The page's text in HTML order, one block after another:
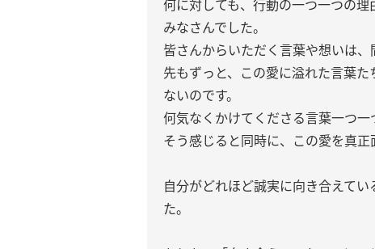
何に対しても、行動の一つ一つの
みなさんでした。
皆さんからいただく言葉や想いは
先もずっと、この愛に溢れた言葉
ないのです。
何気なくかけてくださる言葉一つ一
そう感じると同時に、この愛を真正
自分がどれほど誠実に向き合えて
た。